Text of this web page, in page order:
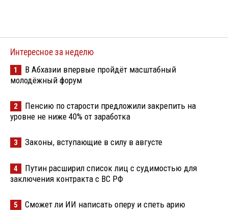
Интересное за неделю
1
В Абхазии впервые пройдёт масштабный
молодёжный форум
2
Пенсию по старости предложили закрепить на
уровне не ниже 40% от заработка
3 Законы, вступающие в силу в августе
4
Путин расширил список лиц с судимостью для
заключения контракта с ВС РФ
5 Сможет ли ИИ написать оперу и спеть арию